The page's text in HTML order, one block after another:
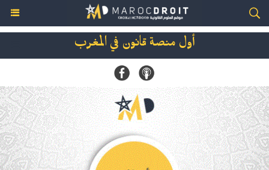
أول منصة قانون في المغرب